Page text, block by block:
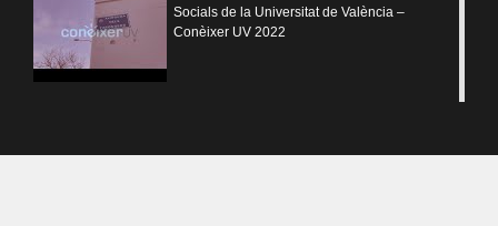
Socials de la Universitat de València –
Conèixer UV 2022